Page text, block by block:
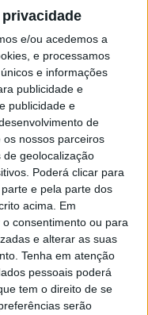
e/ou acedemos a
e processamos
e informações
publicidade e
publicidade e
de
nossos parceiros
geolocalização
Poderá clicar para
e pela parte dos
acima. Em
consentimento ou para
e alterar as suas
Tenha em atenção
pessoais poderá
tem o direito de se
serão
referiu
a 26 de julho, e
festa comunitária
Lemenhe.
em formato de
desportivo
municipal
tarde teve
famalicense